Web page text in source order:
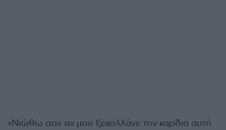
«Νιώθω σαν αν μου ξεκολλάνε την καρδιά αυτή